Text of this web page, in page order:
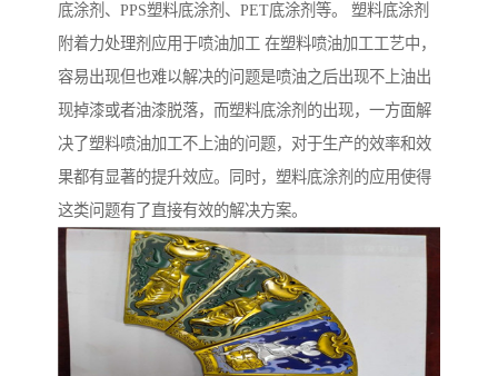
底涂剂、PPS塑料底涂剂、PET底涂剂等。 塑料底涂剂
附着力处理剂应用于喷油加工 在塑料喷油加工工艺中，
容易出现但也难以解决的问题是喷油之后出现不上油出
现掉漆或者油漆脱落，而塑料底涂剂的出现，一方面解
决了塑料喷油加工不上油的问题，对于生产的效率和效
果都有显著的提升效应。同时，塑料底涂剂的应用使得
这类问题有了直接有效的解决方案。